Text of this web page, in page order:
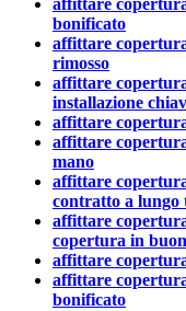
affittare
bonificato
affittare
rimosso
affittare
installazione
affittare
affittare
mano
affittare
contratto a lungo
affittare
copertura in
affittare
affittare
bonificato